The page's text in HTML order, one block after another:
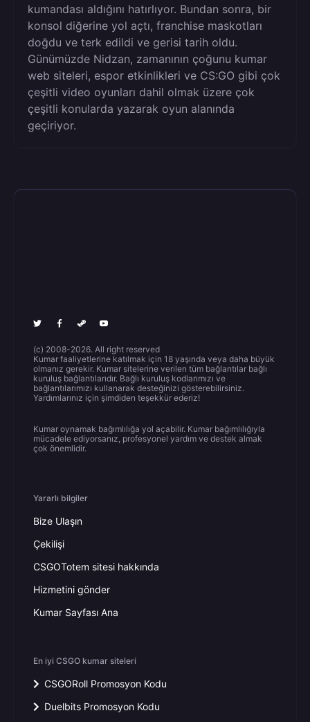
kumandası aldığını hatırlıyor. Bundan sonra, bir
konsol diğerine yol açtı, franchise maskotları
doğdu ve terk edildi ve gerisi tarih oldu.
Günümüzde Nidzan, zamanının çoğunu kumar
web siteleri, espor etkinlikleri ve CS:GO gibi çok
çeşitli video oyunları dahil olmak üzere çok
çeşitli konularda yazarak oyun alanında
geçiriyor.
(c) 2008-2026. All right reserved
Kumar faaliyetlerine katılmak için 18 yaşında veya daha büyük
olmanız gerekir. Kumar sitelerine verilen tüm bağlantılar bağlı
kuruluş bağlantılarıdır. Bağlı kuruluş kodlarımızı ve
bağlantılarımızı kullanarak desteğinizi gösterebilirsiniz.
Yardımlarınız için şimdiden teşekkür ederiz!
Kumar oynamak bağımlılığa yol açabilir. Kumar bağımlılığıyla
mücadele ediyorsanız, profesyonel yardım ve destek almak
çok önemlidir.
En iyi CSGO kumar siteleri
CSGORoll Promosyon Kodu
Duelbits Promosyon Kodu
Yararlı bilgiler
Bize Ulaşın
Çekilişi
CSGOTotem sitesi hakkında
Hizmetini gönder
Kumar Sayfası Ana